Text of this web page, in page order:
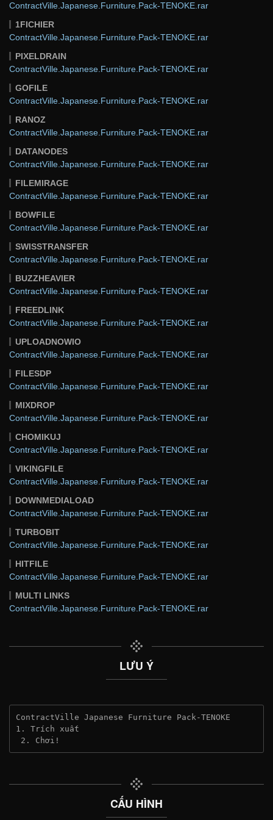
ContractVille.Japanese.Furniture.Pack-TENOKE.rar
1FICHIER
ContractVille.Japanese.Furniture.Pack-TENOKE.rar
PIXELDRAIN
ContractVille.Japanese.Furniture.Pack-TENOKE.rar
GOFILE
ContractVille.Japanese.Furniture.Pack-TENOKE.rar
RANOZ
ContractVille.Japanese.Furniture.Pack-TENOKE.rar
DATANODES
ContractVille.Japanese.Furniture.Pack-TENOKE.rar
FILEMIRAGE
ContractVille.Japanese.Furniture.Pack-TENOKE.rar
BOWFILE
ContractVille.Japanese.Furniture.Pack-TENOKE.rar
SWISSTRANSFER
ContractVille.Japanese.Furniture.Pack-TENOKE.rar
BUZZHEAVIER
ContractVille.Japanese.Furniture.Pack-TENOKE.rar
FREEDLINK
ContractVille.Japanese.Furniture.Pack-TENOKE.rar
UPLOADNOWIO
ContractVille.Japanese.Furniture.Pack-TENOKE.rar
FILESDP
ContractVille.Japanese.Furniture.Pack-TENOKE.rar
MIXDROP
ContractVille.Japanese.Furniture.Pack-TENOKE.rar
CHOMIKUJ
ContractVille.Japanese.Furniture.Pack-TENOKE.rar
VIKINGFILE
ContractVille.Japanese.Furniture.Pack-TENOKE.rar
DOWNMEDIALOAD
ContractVille.Japanese.Furniture.Pack-TENOKE.rar
TURBOBIT
ContractVille.Japanese.Furniture.Pack-TENOKE.rar
HITFILE
ContractVille.Japanese.Furniture.Pack-TENOKE.rar
MULTI LINKS
ContractVille.Japanese.Furniture.Pack-TENOKE.rar
LƯU Ý
ContractVille Japanese Furniture Pack-TENOKE
1. Trích xuất
2. Chơi!
CẤU HÌNH